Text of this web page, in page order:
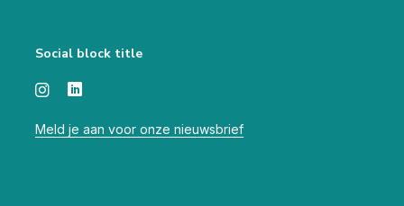
Social block title
Meld je aan voor onze nieuwsbrief